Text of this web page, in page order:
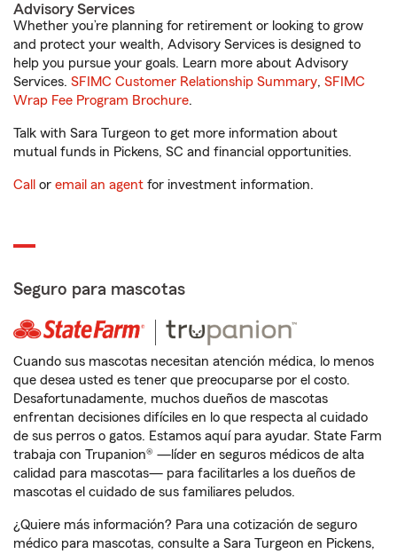
Advisory Services
Whether you’re planning for retirement or looking to grow
and protect your wealth, Advisory Services is designed to
help you pursue your goals. Learn more about Advisory
Services. SFIMC Customer Relationship Summary, SFIMC
Wrap Fee Program Brochure.
Talk with Sara Turgeon to get more information about
mutual funds in Pickens, SC and financial opportunities.
Call or email an agent for investment information.
Seguro para mascotas
Cuando sus mascotas necesitan atención médica, lo menos
que desea usted es tener que preocuparse por el costo.
Desafortunadamente, muchos dueños de mascotas
enfrentan decisiones difíciles en lo que respecta al cuidado
de sus perros o gatos. Estamos aquí para ayudar. State Farm
trabaja con Trupanion® —líder en seguros médicos de alta
calidad para mascotas— para facilitarles a los dueños de
mascotas el cuidado de sus familiares peludos.
¿Quiere más información? Para una cotización de seguro
médico para mascotas, consulte a Sara Turgeon en Pickens,